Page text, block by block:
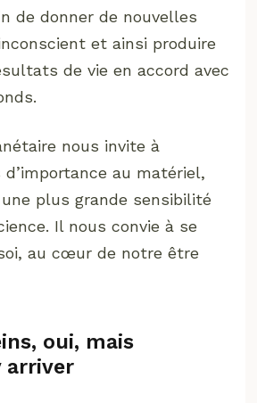
de donner de nouvelles
et ainsi produire
de vie en accord avec
nous invite à
au matériel,
plus grande sensibilité
Il nous convie à se
au cœur de notre être
oui, mais
arriver